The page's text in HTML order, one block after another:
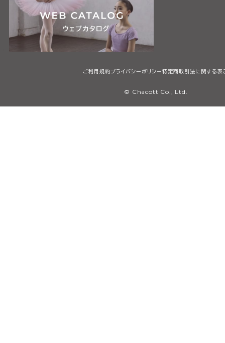
ご利用規約プライバシーポリシー特定商取引法に関する表
© Chacott Co., Ltd.